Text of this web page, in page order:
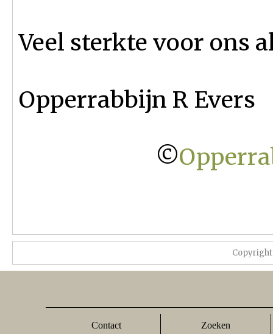
Veel sterkte voor ons
Opperrabbijn R Evers
©
Contact Zoeken